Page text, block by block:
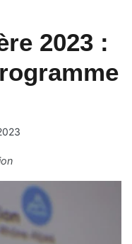
2023 :